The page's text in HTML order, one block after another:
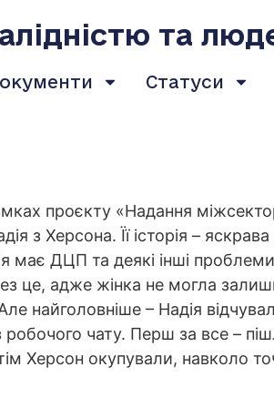
та
Статуси
проєкту «Надання
з Херсона. Її історія –
має ДЦП та деякі інші
це, адже жінка не могла
найголовніше – Надія
чату. Перш за все –
Херсон окупували, навколо